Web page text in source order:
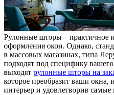
Рулонные шторы – практичное
оформления окон. Однако,
в массовых магазинах, типа
подходят под специфику
выходят рулонные шторы на
которое преобразит ваши окна,
интерьер и удовлетворив самые